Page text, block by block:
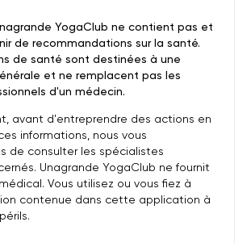
YogaClub ne contient pas et
de recommandations sur la santé.
de santé sont destinées à une
et ne remplacent pas les
d'un médecin.
avant d'entreprendre des actions en
informations, nous vous
de consulter les spécialistes
Unagrande YogaClub ne fournit
Vous utilisez ou vous fiez à
contenue dans cette application à